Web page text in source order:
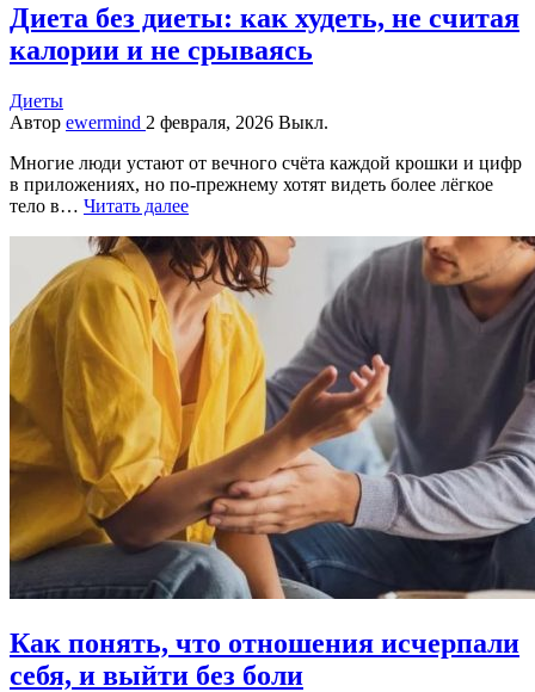
Диета без диеты: как худеть, не считая
калории и не срываясь
Диеты
Автор ewermind 2 февраля, 2026 Выкл.
Многие люди устают от вечного счёта каждой крошки и цифр
в приложениях, но по‑прежнему хотят видеть более лёгкое
тело в… Читать далее
Как понять, что отношения исчерпали
себя, и выйти без боли